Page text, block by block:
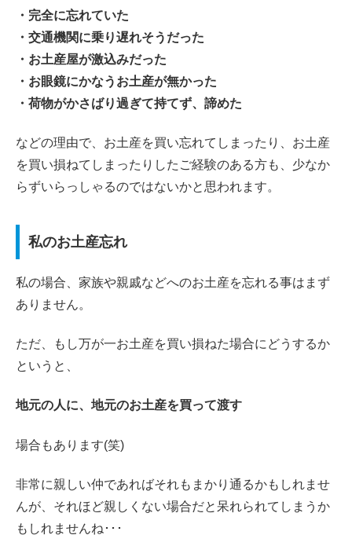
・完全に忘れていた
・交通機関に乗り遅れそうだった
・お土産屋が激込みだった
・お眼鏡にかなうお土産が無かった
・荷物がかさばり過ぎて持てず、諦めた
などの理由で、お土産を買い忘れてしまったり、お土産
を買い損ねてしまったりしたご経験のある方も、少なか
らずいらっしゃるのではないかと思われます。
私のお土産忘れ
私の場合、家族や親戚などへのお土産を忘れる事はまず
ありません。
ただ、もし万が一お土産を買い損ねた場合にどうするか
というと、
地元の人に、地元のお土産を買って渡す
場合もあります(笑)
非常に親しい仲であればそれもまかり通るかもしれませ
んが、それほど親しくない場合だと呆れられてしまうか
もしれませんね･･･